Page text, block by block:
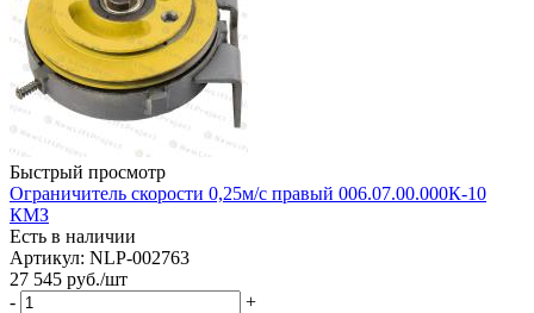
Быстрый просмотр
Ограничитель скорости 0,25м/с правый 006.07.00.000К-10
КМЗ
Есть в наличии
Артикул: NLP-002763
27 545 руб./шт
-
+